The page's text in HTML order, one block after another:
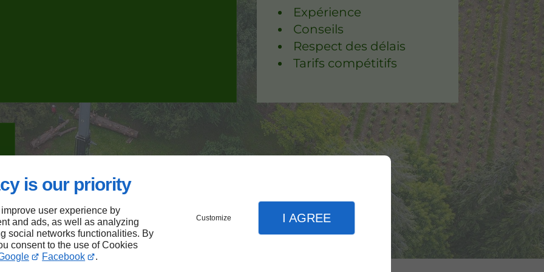
is our priority
user experience by
and ads, as well as analyzing
social networks functionalities. By
consent to the use of Cookies
Facebook .
Customize I AGREE
Expérience
Conseils
Respect des délais
Tarifs compétitifs